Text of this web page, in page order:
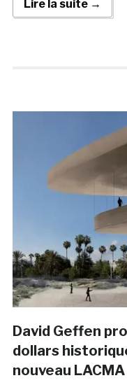
Lire la suite →
David Geffen
dollars
nouveau LACMA